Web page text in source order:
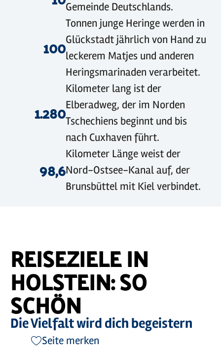
Gemeinde Deutschlands.
100
Tonnen junge Heringe werden in
Glückstadt jährlich von Hand zu
leckerem Matjes und anderen
Heringsmarinaden verarbeitet.
1.280
Kilometer lang ist der
Elberadweg, der im Norden
Tschechiens beginnt und bis
nach Cuxhaven führt.
98,6
Kilometer Länge weist der
Nord-Ostsee-Kanal auf, der
Brunsbüttel mit Kiel verbindet.
REISEZIELE IN
HOLSTEIN: SO
SCHÖN
Die Vielfalt wird dich begeistern
Seite merken